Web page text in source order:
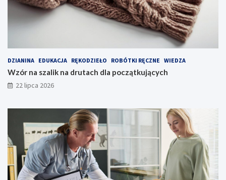
DZIANINA EDUKACJA RĘKODZIEŁO ROBÓTKI RĘCZNE WIEDZA
Wzór na szalik na drutach dla początkujących
22 lipca 2026